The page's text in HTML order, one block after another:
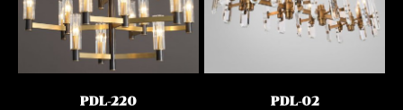
PDL-220 PDL-02